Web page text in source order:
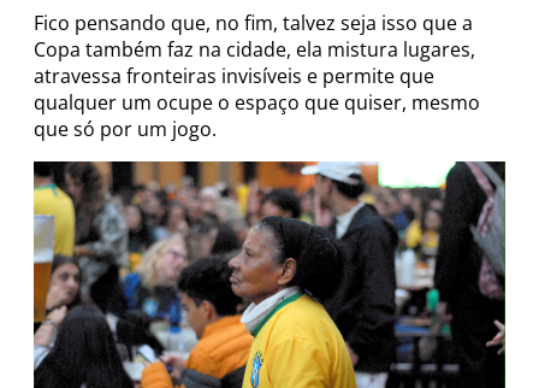
Fico pensando que, no fim, talvez seja isso que a
Copa também faz na cidade, ela mistura lugares,
atravessa fronteiras invisíveis e permite que
qualquer um ocupe o espaço que quiser, mesmo
que só por um jogo.